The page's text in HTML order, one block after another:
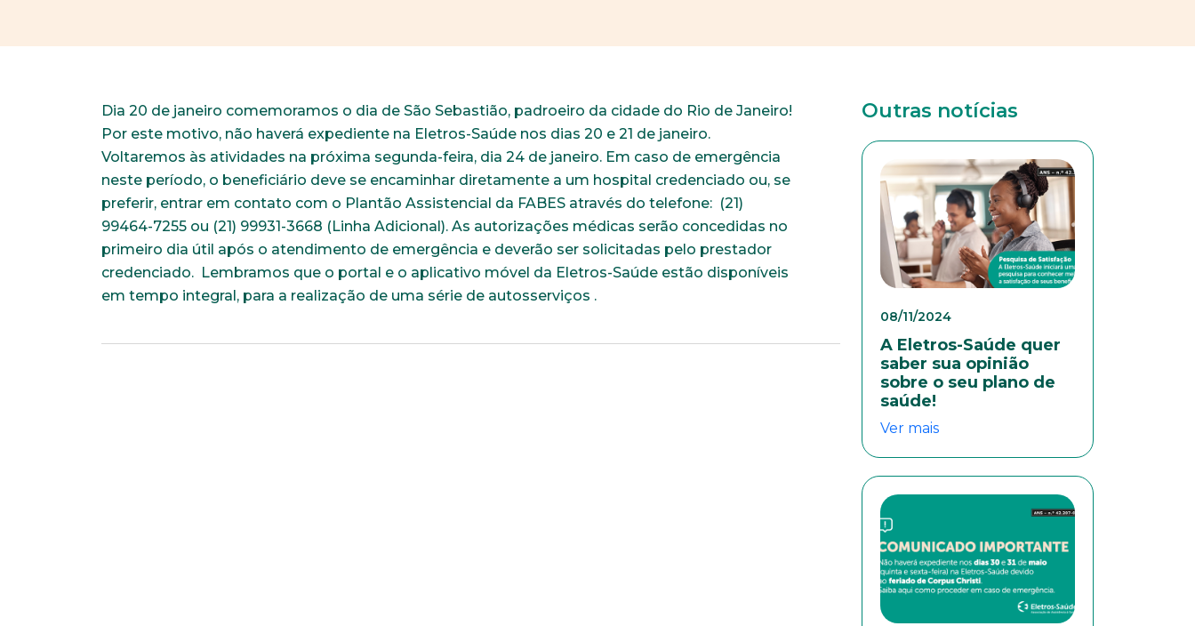
Dia 20 de janeiro comemoramos o dia de São Sebastião, padroeiro da cidade do Rio de Janeiro!
Por este motivo, não haverá expediente na Eletros-Saúde nos dias 20 e 21 de janeiro.
Voltaremos às atividades na próxima segunda-feira, dia 24 de janeiro. Em caso de emergência
neste período, o beneficiário deve se encaminhar diretamente a um hospital credenciado ou, se
preferir, entrar em contato com o Plantão Assistencial da FABES através do telefone: (21)
99464-7255 ou (21) 99931-3668 (Linha Adicional). As autorizações médicas serão concedidas no
primeiro dia útil após o atendimento de emergência e deverão ser solicitadas pelo prestador
credenciado. Lembramos que o portal e o aplicativo móvel da Eletros-Saúde estão disponíveis
em tempo integral, para a realização de uma série de autosserviços .
Outras notícias
08/11/2024
A Eletros-Saúde quer
saber sua opinião
sobre o seu plano de
saúde!
Ver mais
Faça parte de uma instituição sólida, ética e comprometida com o bem-estar dos seus colaboradores. Preencha